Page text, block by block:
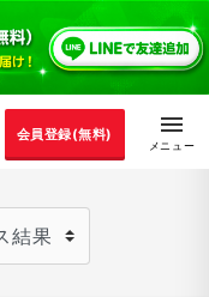
会員登録(無料)